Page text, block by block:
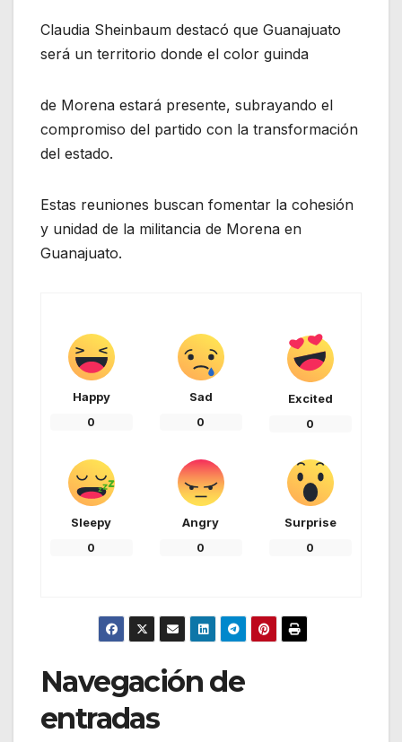
Claudia Sheinbaum destacó que Guanajuato
será un territorio donde el color guinda
de Morena estará presente, subrayando el
compromiso del partido con la transformación
del estado.
Estas reuniones buscan fomentar la cohesión
y unidad de la militancia de Morena en
Guanajuato.
Happy
0
Sad
0
Excited
0
Sleepy
0
Angry
0
Surprise
0
Navegación de
entradas